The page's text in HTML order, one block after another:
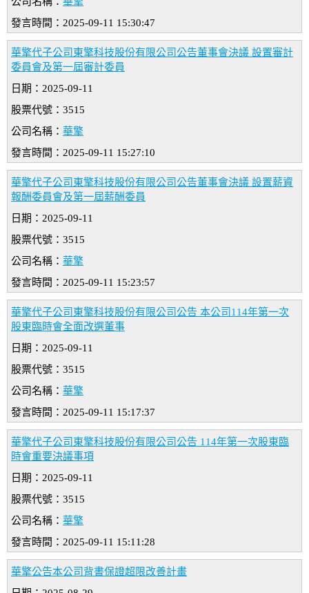
發言時間：2025-09-11 15:30:47
華擎代子公司東擎科技股份有限公司公告董事會決議 設置審計
委員會及第一屆審計委員
日期：2025-09-11
股票代號：3515
公司名稱： 華擎
發言時間：2025-09-11 15:27:10
華擎代子公司東擎科技股份有限公司公告董事會決議 設置薪資
報酬委員會及第一屆薪酬委員
日期：2025-09-11
股票代號：3515
公司名稱： 華擎
發言時間：2025-09-11 15:23:57
華擎代子公司東擎科技股份有限公司公告 本公司114年第一次
股東臨時會全面改選董事
日期：2025-09-11
股票代號：3515
公司名稱： 華擎
發言時間：2025-09-11 15:17:37
華擎代子公司東擎科技股份有限公司公告 114年第一次股東臨
時會重要決議事項
日期：2025-09-11
股票代號：3515
公司名稱： 華擎
發言時間：2025-09-11 15:11:28
華擎公告本公司背書保證超限改善計畫